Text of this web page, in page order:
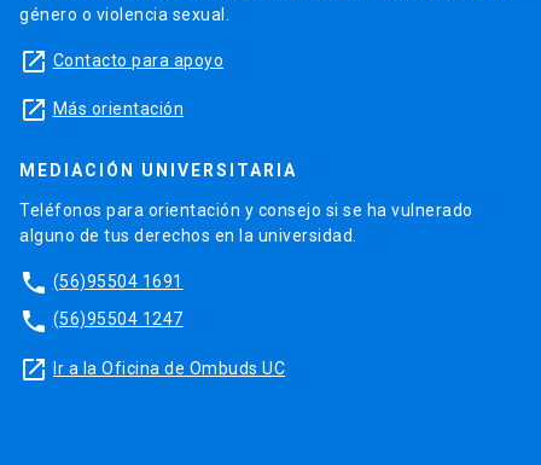
género o violencia sexual.
launch Contacto para apoyo
launch Más orientación
MEDIACIÓN UNIVERSITARIA
Teléfonos para orientación y consejo si se ha vulnerado
alguno de tus derechos en la universidad.
phone (56)95504 1691
phone (56)95504 1247
launch Ir a la Oficina de Ombuds UC